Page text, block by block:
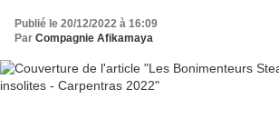
Publié le 20/12/2022 à 16:09
Par Compagnie Afikamaya